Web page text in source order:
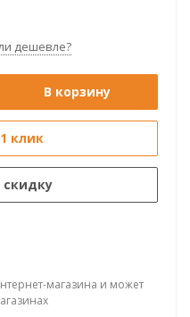
дешевле?
В корзину
клик
скидку
магазина и может